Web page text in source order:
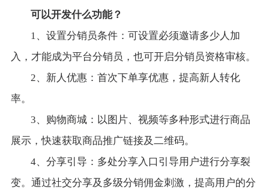
可以开发什么功能？
1、设置分销员条件：可设置必须邀请多少人加
入，才能成为平台分销员，也可开启分销员资格审核。
2、新人优惠：首次下单享优惠，提高新人转化
率。
3、购物商城：以图片、视频等多种形式进行商品
展示，快速获取商品推广链接及二维码。
4、分享引导：多处分享入口引导用户进行分享裂
变。通过社交分享及多级分销佣金刺激，提高用户的分